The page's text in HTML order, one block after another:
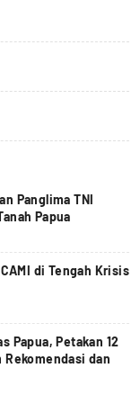
Panglima TNI
Papua
di Tengah Krisis
Papua, Petakan 12
Rekomendasi dan